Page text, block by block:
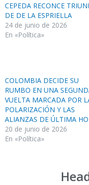
CEPEDA RECONCE
DE DE LA ESPRIELLA
24 de junio de 2026
En «Política»
COLOMBIA DECIDE SU
RUMBO EN UNA
VUELTA MARCADA POR
POLARIZACIÓN Y LAS
ALIANZAS DE ÚLTIMA
20 de junio de 2026
En «Política»